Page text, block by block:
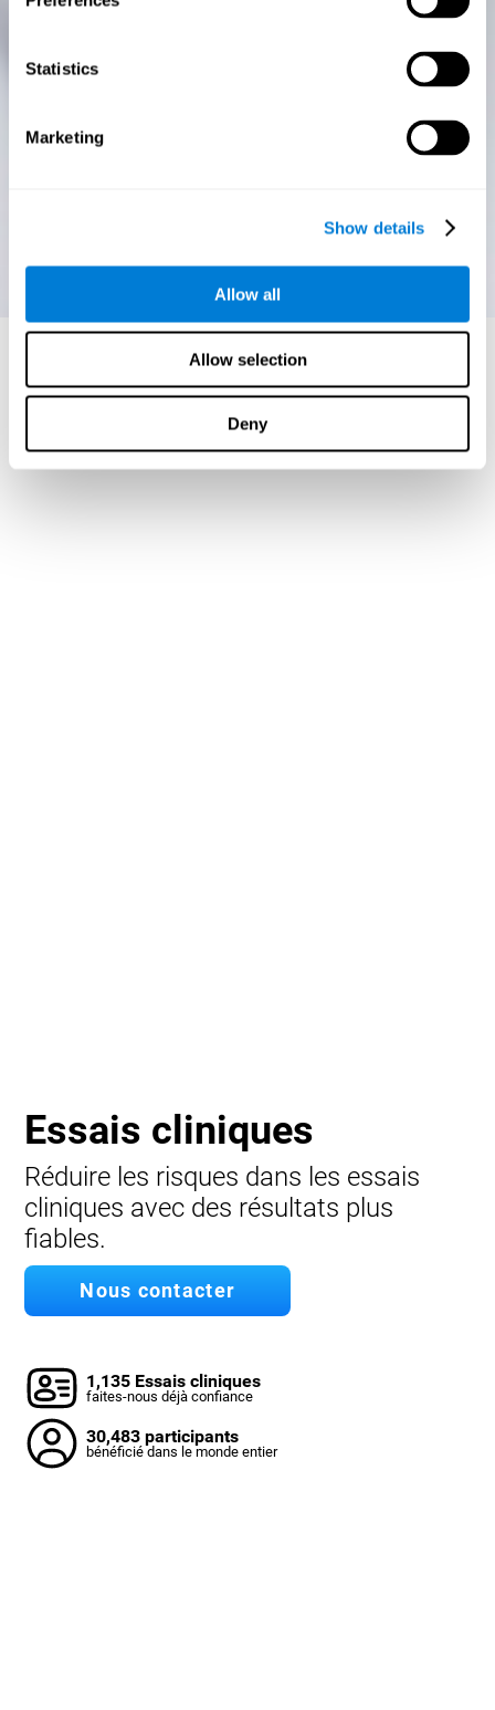
Statistics
Marketing
Show details
Allow all
Allow selection
Deny
Essais cliniques
Réduire les risques dans les essais
cliniques avec des résultats plus
fiables.
Nous contacter
1,135 Essais cliniques
faites-nous déjà confiance
30,483 participants
bénéficié dans le monde entier